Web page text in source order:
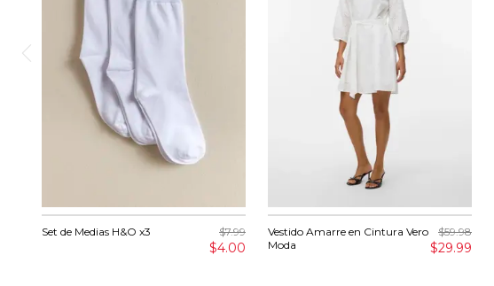
Set de Medias H&O x3 $7.99
$4.00
Vestido Amarre en Cintura Vero
Moda
$59.98
$29.99